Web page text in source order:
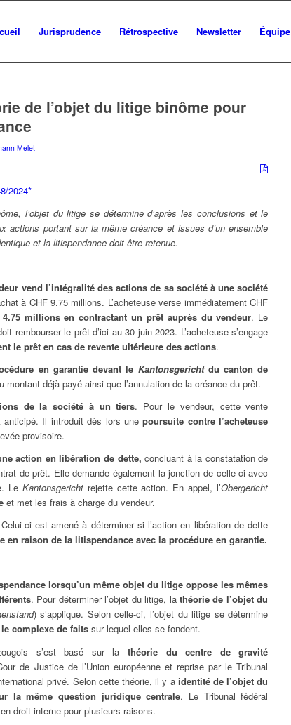
Jurisprudence Rétrospective Newsletter Équipe
de l’objet du litige binôme pour
Melet
2024*
l’objet du litige se détermine d’après les conclusions et le
actions portant sur la même créance et issues d’un ensemble
et la litispendance doit être retenue.
vend l’intégralité des actions de sa société à une société
à CHF 9.75 millions. L’acheteuse verse immédiatement CHF
millions en contractant un prêt auprès du vendeur. Le
rembourser le prêt d’ici au 30 juin 2023. L’acheteuse s’engage
le prêt en cas de revente ultérieure des actions.
en garantie devant le Kantonsgerichtdu canton de
montant déjà payé ainsi que l’annulation de la créance du prêt.
de la société à un tiers. Pour le vendeur, cette vente
anticipé. Il introduit dès lors unepoursuite contre l’acheteuse
provisoire.
action en libération de dette, concluant à la constatation de
de prêt. Elle demande également la jonction de celle-ci avec
Le Kantonsgerichtrejette cette action. En appel, l’Obergericht
et met les frais à charge du vendeur.
ci est amené à déterminer si l’action en libération de dette
en raison de la litispendance avec la procédure en garantie.
lorsqu’un même objet du litige oppose les mêmes
. Pour déterminer l’objet du litige, la théorie de l’objet du
) s’applique. Selon celle-ci, l’objet du litige se détermine
complexe de faits sur lequel elles se fondent.
s’est basé sur lathéorie du centre de gravité
de Justice de l’Union européenne et reprise par le Tribunal
privé. Selon cette théorie, il y a identité de l’objet du
la même question juridique centrale. Le Tribunal fédéral
droit interne pour plusieurs raisons.